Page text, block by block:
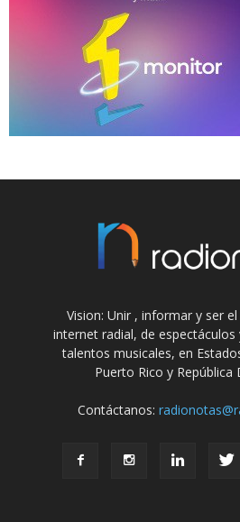
Vision: Unir , informar y ser
internet radial, de espectáculos
talentos musicales, en
Puerto Rico y República
Contáctanos: